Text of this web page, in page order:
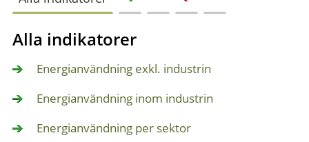
Alla indikatorer
Energianvändning exkl. industrin
Energianvändning inom industrin
Energianvändning per sektor